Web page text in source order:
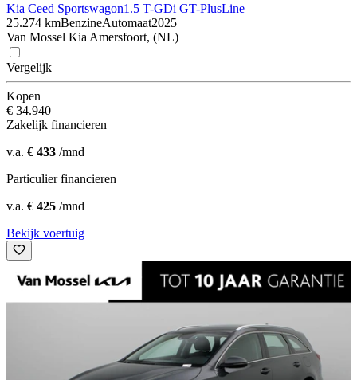
Kia Ceed Sportswagon1.5 T-GDi GT-PlusLine
25.274 kmBenzineAutomaat2025
Van Mossel Kia Amersfoort, (NL)
Vergelijk
Kopen
€ 34.940
Zakelijk financieren
v.a. € 433 /mnd
Particulier financieren
v.a. € 425 /mnd
Bekijk voertuig